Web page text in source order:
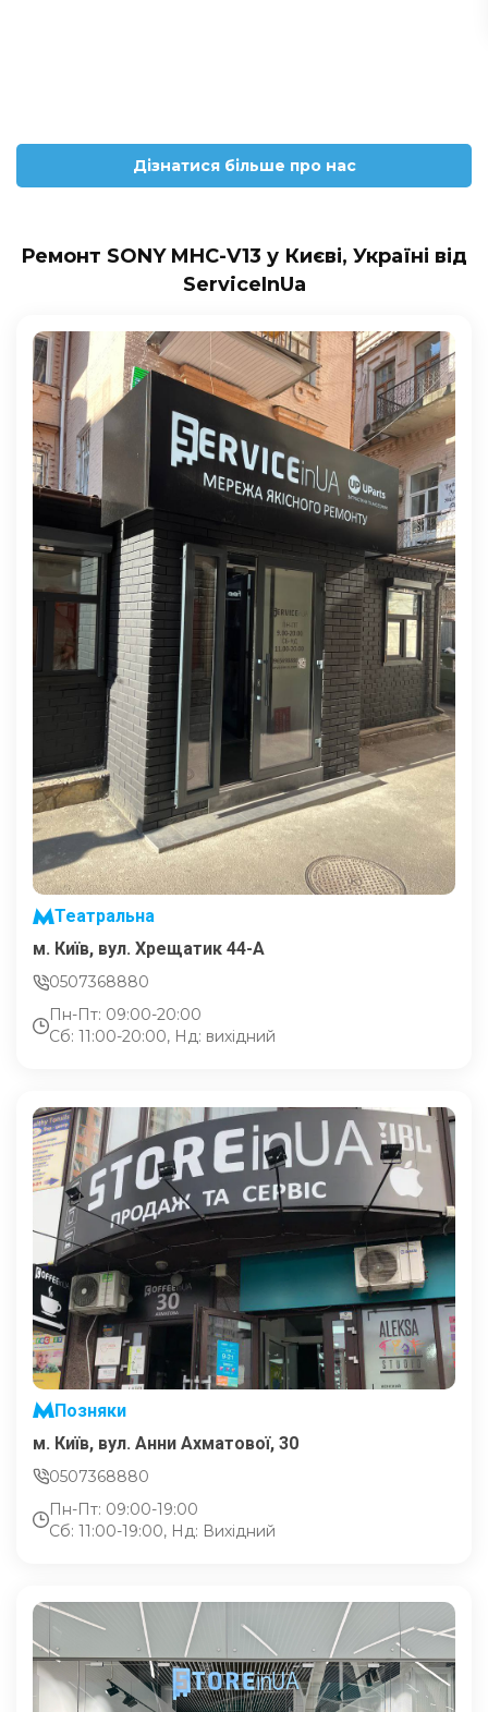
Дізнатися більше про нас
Ремонт SONY MHC-V13 у Києві, Україні від
ServiceInUa
Театральна
м. Київ, вул. Хрещатик 44-A
0507368880
Пн-Пт: 09:00-20:00
Сб: 11:00-20:00, Нд: вихідний
Позняки
м. Київ, вул. Анни Ахматової, 30
0507368880
Пн-Пт: 09:00-19:00
Сб: 11:00-19:00, Нд: Вихідний